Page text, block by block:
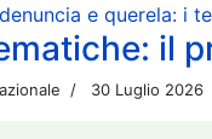
e querela: i
il
30 Luglio 2026